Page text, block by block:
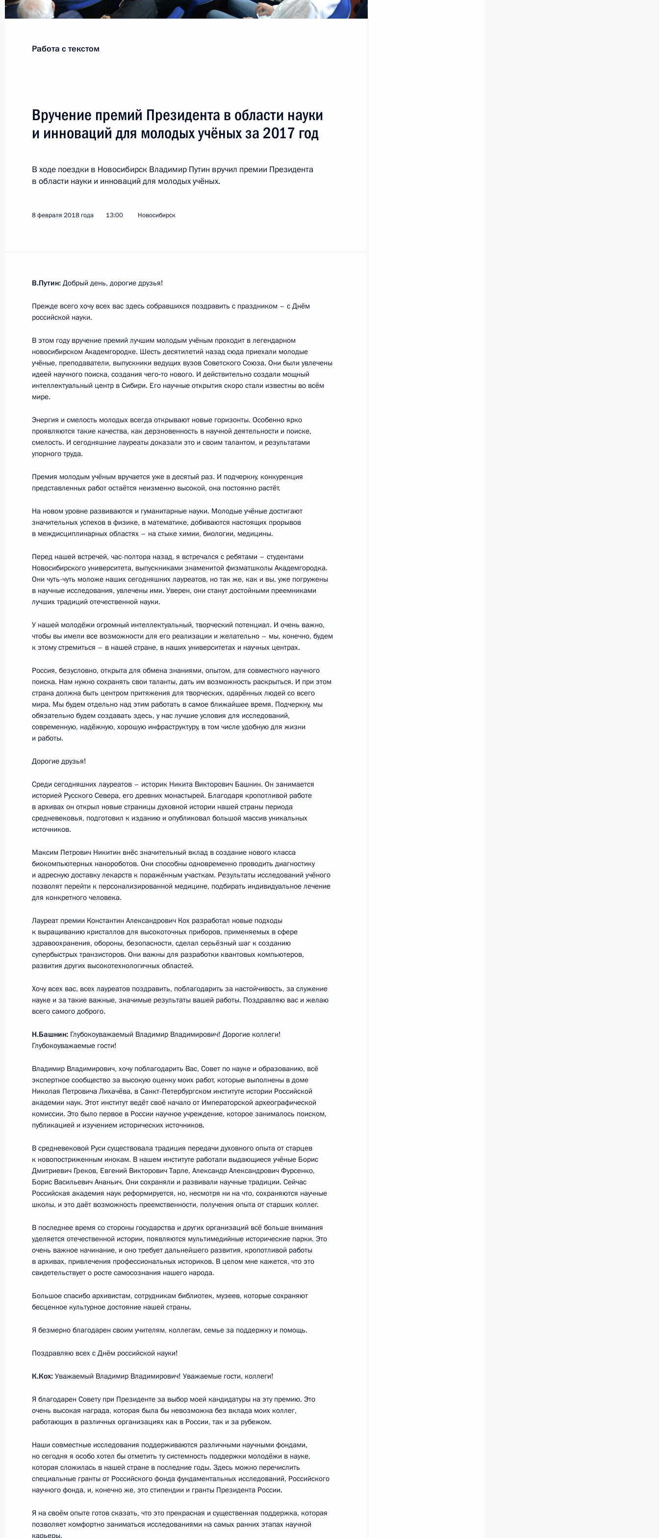
21 февраля 2018 года, среда
21 февраля 2018 года, 15:40 Московская область, Ново-Огарёво
19 февраля 2018 года, понедельник
Встреча с главой компании «Газпром» Алексеем Миллером
16 февраля 2018 года, 15:30 Московская область, Ново-Огарёво
15 февраля 2018 года, четверг
15 февраля 2018 года, 15:40 Москва, Кремль
15 февраля 2018 года, 13:50 Москва
14 февраля 2018 года, среда
14 февраля 2018 года, 17:40 Московская область, Ново-Огарёво
13 февраля 2018 года, вторник
Встреча с главой компании «АЛРОСА» Сергеем Ивановым
13 февраля 2018 года, 14:20 Московская область, Ново-Огарёво
12 февраля 2018 года, понедельник
Переговоры с Президентом Палестины Махмудом Аббасом
12 февраля 2018 года, 20:40 Москва, Кремль
«Лидеры России»
12 февраля 2018 года, 18:00 Москва, Кремль
9 февраля 2018 года, пятница
Съезд Российского союза промышленников и предпринимателей
9 февраля 2018 года, 15:20 Москва
8 февраля 2018 года, четверг
Заседание Совета по науке и образованию
8 февраля 2018 года, 15:20 Новосибирск
Вручение премий Президента в области науки и инноваций для
8 февраля 2018 года, 13:00
Встреча с учёными Сибирского отделения Российской академии
наук
8 февраля 2018 года, 12:00 Новосибирск
Беседа со студентами Новосибирского государственного
университета и учащимися Специализированного учебно-
научного центра НГУ
8 февраля 2018 года, 11:30 Новосибирск
7 февраля 2018 года, среда
Посещение комплекса «Платинум Арена Красноярск»
7 февраля 2018 года, 17:25 Красноярск
Совещание по экологической ситуации в Красноярском крае
7 февраля 2018 года, 16:00 Красноярск
Совещание по вопросу подготовки проведения
Универсиады-2019
7 февраля 2018 года, 13:50 Красноярск
6 февраля 2018 года, вторник
Встреча с президентом – председателем правления Банка ВТБ
6 февраля 2018 года, 15:20 Московская область, Ново-Огарёво
Работа с текстом
Вручение премий Президента в области науки
и инноваций для молодых учёных за 2017 год
В ходе поездки в Новосибирск Владимир Путин вручил премии Президента
в области науки и инноваций для молодых учёных.
8 февраля 2018 года 13:00 Новосибирск
В.Путин: Добрый день, дорогие друзья!
Прежде всего хочу всех вас здесь собравшихся поздравить с праздником – с Днём
российской науки.
В этом году вручение премий лучшим молодым учёным проходит в легендарном
новосибирском Академгородке. Шесть десятилетий назад сюда приехали молодые
учёные, преподаватели, выпускники ведущих вузов Советского Союза. Они были увлечены
идеей научного поиска, создания чего‑то нового. И действительно создали мощный
интеллектуальный центр в Сибири. Его научные открытия скоро стали известны во всём
мире.
Энергия и смелость молодых всегда открывают новые горизонты. Особенно ярко
проявляются такие качества, как дерзновенность в научной деятельности и поиске,
смелость. И сегодняшние лауреаты доказали это и своим талантом, и результатами
упорного труда.
Премия молодым учёным вручается уже в десятый раз. И подчеркну, конкуренция
представленных работ остаётся неизменно высокой, она постоянно растёт.
На новом уровне развиваются и гуманитарные науки. Молодые учёные достигают
значительных успехов в физике, в математике, добиваются настоящих прорывов
в междисциплинарных областях – на стыке химии, биологии, медицины.
Перед нашей встречей, час-полтора назад, я встречался с ребятами – студентами
Новосибирского университета, выпускниками знаменитой физматшколы Академгородка.
Они чуть-чуть моложе наших сегодняшних лауреатов, но так же, как и вы, уже погружены
в научные исследования, увлечены ими. Уверен, они станут достойными преемниками
лучших традиций отечественной науки.
У нашей молодёжи огромный интеллектуальный, творческий потенциал. И очень важно,
чтобы вы имели все возможности для его реализации и желательно – мы, конечно, будем
к этому стремиться – в нашей стране, в наших университетах и научных центрах.
Россия, безусловно, открыта для обмена знаниями, опытом, для совместного научного
поиска. Нам нужно сохранять свои таланты, дать им возможность раскрыться. И при этом
страна должна быть центром притяжения для творческих, одарённых людей со всего
мира. Мы будем отдельно над этим работать в самое ближайшее время. Подчеркну, мы
обязательно будем создавать здесь, у нас лучшие условия для исследований,
современную, надёжную, хорошую инфраструктуру, в том числе удобную для жизни
и работы.
Дорогие друзья!
Среди сегодняшних лауреатов – историк Никита Викторович Башнин. Он занимается
историей Русского Севера, его древних монастырей. Благодаря кропотливой работе
в архивах он открыл новые страницы духовной истории нашей страны периода
средневековья, подготовил к изданию и опубликовал большой массив уникальных
источников.
Максим Петрович Никитин внёс значительный вклад в создание нового класса
биокомпьютерных нанороботов. Они способны одновременно проводить диагностику
и адресную доставку лекарств к поражённым участкам. Результаты исследований учёного
позволят перейти к персонализированной медицине, подбирать индивидуальное лечение
для конкретного человека.
Лауреат премии Константин Александрович Кох разработал новые подходы
к выращиванию кристаллов для высокоточных приборов, применяемых в сфере
здравоохранения, обороны, безопасности, сделал серьёзный шаг к созданию
супербыстрых транзисторов. Они важны для разработки квантовых компьютеров,
развития других высокотехнологичных областей.
Хочу всех вас, всех лауреатов поздравить, поблагодарить за настойчивость, за служение
науке и за такие важные, значимые результаты вашей работы. Поздравляю вас и желаю
всего самого доброго.
Н.Башнин: Глубокоуважаемый Владимир Владимирович! Дорогие коллеги!
Глубокоуважаемые гости!
Владимир Владимирович, хочу поблагодарить Вас, Совет по науке и образованию, всё
экспертное сообщество за высокую оценку моих работ, которые выполнены в доме
Николая Петровича Лихачёва, в Санкт-Петербургском институте истории Российской
академии наук. Этот институт ведёт своё начало от Императорской археографической
комиссии. Это было первое в России научное учреждение, которое занималось поиском,
публикацией и изучением исторических источников.
В средневековой Руси существовала традиция передачи духовного опыта от старцев
к новопостриженным инокам. В нашем институте работали выдающиеся учёные Борис
Дмитриевич Греков, Евгений Викторович Тарле, Александр Александрович Фурсенко,
Борис Васильевич Ананьич. Они сохраняли и развивали научные традиции. Сейчас
Российская академия наук реформируется, но, несмотря ни на что, сохраняются научные
школы, и это даёт возможность преемственности, получения опыта от старших коллег.
В последнее время со стороны государства и других организаций всё больше внимания
уделяется отечественной истории, появляются мультимедийные исторические парки. Это
очень важное начинание, и оно требует дальнейшего развития, кропотливой работы
в архивах, привлечения профессиональных историков. В целом мне кажется, что это
свидетельствует о росте самосознания нашего народа.
Большое спасибо архивистам, сотрудникам библиотек, музеев, которые сохраняют
бесценное культурное достояние нашей страны.
Я безмерно благодарен своим учителям, коллегам, семье за поддержку и помощь.
Поздравляю всех с Днём российской науки!
К.Кох: Уважаемый Владимир Владимирович! Уважаемые гости, коллеги!
Я благодарен Совету при Президенте за выбор моей кандидатуры на эту премию. Это
очень высокая награда, которая была бы невозможна без вклада моих коллег,
работающих в различных организациях как в России, так и за рубежом.
Наши совместные исследования поддерживаются различными научными фондами,
но сегодня я особо хотел бы отметить ту системность поддержки молодёжи в науке,
которая сложилась в нашей стране в последние годы. Здесь можно перечислить
специальные гранты от Российского фонда фундаментальных исследований, Российского
научного фонда, и, конечно же, это стипендии и гранты Президента России.
Я на своём опыте готов сказать, что это прекрасная и существенная поддержка, которая
позволяет комфортно заниматься исследованиями на самых ранних этапах научной
карьеры.